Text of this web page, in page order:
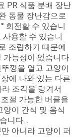
PR 식품 분배 장난
동물 장난감으로
회전할 수 있습니
용할 수 있습니
조립하기 때문에
능성이 있습니다.
껑을 열고 고양이
에 나와 있는 다른
조각을 당겨서
절 가능한 버클을
이 간식 및 음식
니다. .
아니라 고양이 퍼